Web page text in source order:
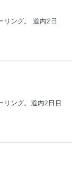
ング。 道内2日
ング。道内2日目